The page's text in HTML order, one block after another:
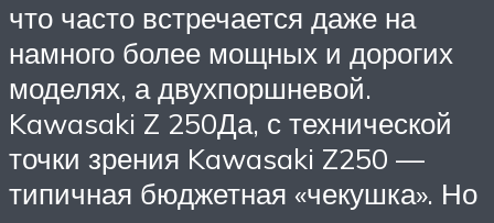
что часто встречается даже на
намного более мощных и дорогих
моделях, а двухпоршневой.
Kawasaki Z 250Да, с технической
точки зрения Kawasaki Z250 —
типичная бюджетная «чекушка». Но